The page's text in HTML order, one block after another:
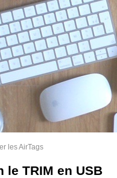
les AirTags
le TRIM en USB